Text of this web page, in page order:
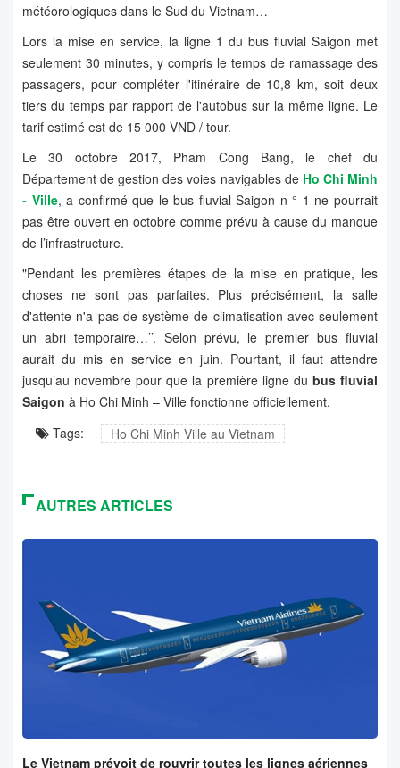
météorologiques dans le Sud du Vietnam…
Lors la mise en service, la ligne 1 du bus fluvial Saigon met
seulement 30 minutes, y compris le temps de ramassage des
passagers, pour compléter l'itinéraire de 10,8 km, soit deux
tiers du temps par rapport de l'autobus sur la même ligne. Le
tarif estimé est de 15 000 VND / tour.
Le 30 octobre 2017, Pham Cong Bang, le chef du
Département de gestion des voies navigables de Ho Chi Minh
- Ville, a confirmé que le bus fluvial Saigon n ° 1 ne pourrait
pas être ouvert en octobre comme prévu à cause du manque
de l’infrastructure.
"Pendant les premières étapes de la mise en pratique, les
choses ne sont pas parfaites. Plus précisément, la salle
d'attente n'a pas de système de climatisation avec seulement
un abri temporaire…’’. Selon prévu, le premier bus fluvial
aurait du mis en service en juin. Pourtant, il faut attendre
jusqu’au novembre pour que la première ligne du bus fluvial
Saigon à Ho Chi Minh – Ville fonctionne officiellement.
Tags:
Ho Chi Minh Ville au Vietnam
AUTRES ARTICLES
Le Vietnam prévoit de rouvrir toutes les lignes aériennes